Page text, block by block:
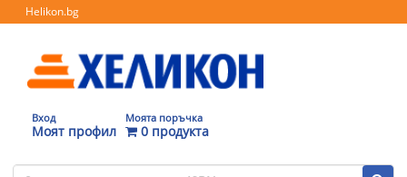
Helikon.bg
Вход
Моят профил
Моята поръчка
0 продукта